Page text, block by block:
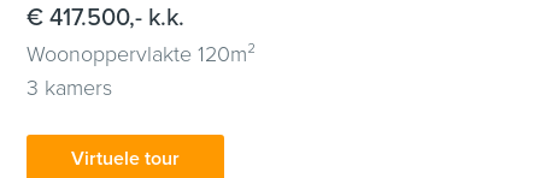
€ 417.500,- k.k.
Woonoppervlakte 120m²
3 kamers
Virtuele tour